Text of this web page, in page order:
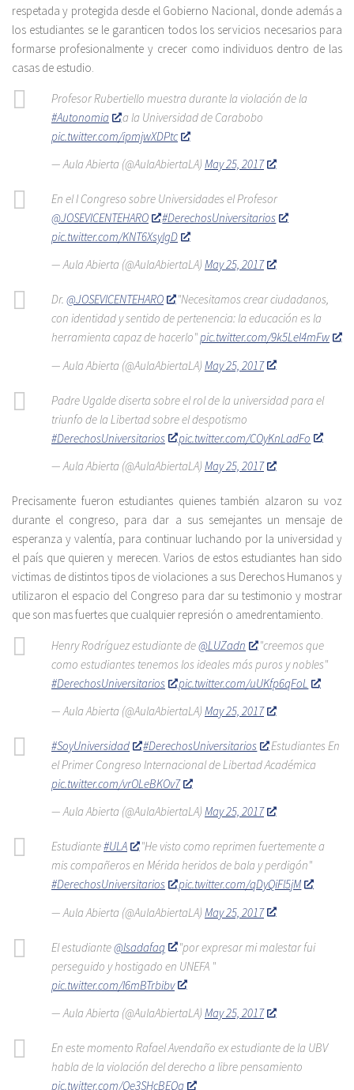
respetada y protegida desde el Gobierno Nacional, donde además a
los estudiantes se le garanticen todos los servicios necesarios para
formarse profesionalmente y crecer como individuos dentro de las
casas de estudio.
Profesor Rubertiello muestra durante la violación de la
#Autonomia
a la Universidad de Carabobo
pic.twitter.com/ipmjwXDPtc
— Aula Abierta (@AulaAbiertaLA) May 25, 2017
En el I Congreso sobre Universidades el Profesor
@JOSEVICENTEHARO
#DerechosUniversitarios
pic.twitter.com/KNT6XsylgD
— Aula Abierta (@AulaAbiertaLA) May 25, 2017
Dr. @JOSEVICENTEHARO
"Necesitamos crear ciudadanos,
con identidad y sentido de pertenencia: la educación es la
herramienta capaz de hacerlo"pic.twitter.com/9k5LeI4mFw
— Aula Abierta (@AulaAbiertaLA) May 25, 2017
Padre Ugalde diserta sobre el rol de la universidad para el
triunfo de la Libertad sobre el despotismo
#DerechosUniversitarios
pic.twitter.com/COyKnLadFo
— Aula Abierta (@AulaAbiertaLA) May 25, 2017
Precisamente fueron estudiantes quienes también alzaron su voz
durante el congreso, para dar a sus semejantes un mensaje de
esperanza y valentía, para continuar luchando por la universidad y
el país que quieren y merecen. Varios de estos estudiantes han sido
victimas de distintos tipos de violaciones a sus Derechos Humanos y
utilizaron el espacio del Congreso para dar su testimonio y mostrar
que son mas fuertes que cualquier represión o amedrentamiento.
Henry Rodríguez estudiante de@LUZadn
"creemos que
como estudiantes tenemos los ideales más puros y nobles"
#DerechosUniversitarios
pic.twitter.com/uUKfp6qFoL
— Aula Abierta (@AulaAbiertaLA) May 25, 2017
#SoyUniversidad #DerechosUniversitarios
Estudiantes En
el Primer Congreso Internacional de Libertad Académica
pic.twitter.com/vrOLeBKOv7
— Aula Abierta (@AulaAbiertaLA) May 25, 2017
Estudiante#ULA
"He visto como reprimen fuertemente a
mis compañeros en Mérida heridos de bala y perdigón"
#DerechosUniversitarios
pic.twitter.com/qDyQiFl5jM
— Aula Abierta (@AulaAbiertaLA) May 25, 2017
El estudiante@Isadafaq
"por expresar mi malestar fui
perseguido y hostigado en UNEFA "
pic.twitter.com/I6mBTrbibv
— Aula Abierta (@AulaAbiertaLA) May 25, 2017
En este momento Rafael Avendaño ex estudiante de la UBV
habla de la violación del derecho a libre pensamiento
pic.twitter.com/Qe3SHcBEQa